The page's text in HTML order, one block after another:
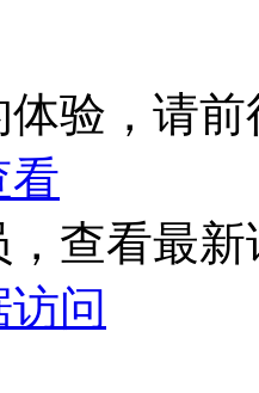
验，请
看
查看最
问